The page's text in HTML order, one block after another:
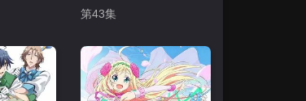
第43集